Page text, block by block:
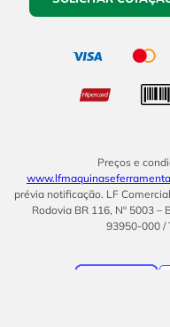
Preços e
prévia notificação. LF
Rodovia BR 116, Nº 5003 –
93950-000 /